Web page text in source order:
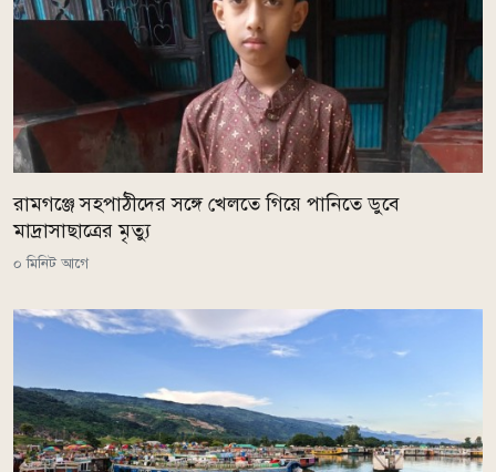
রামগঞ্জে সহপাঠীদের সঙ্গে খেলতে গিয়ে পানিতে ডুবে
মাদ্রাসাছাত্রের মৃত্যু
০ মিনিট আগে